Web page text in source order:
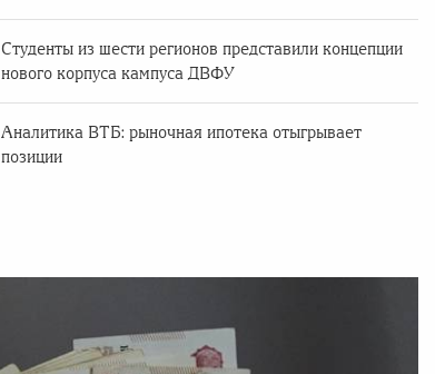
Студенты из шести регионов представили концепции
нового корпуса кампуса ДВФУ
Аналитика ВТБ: рыночная ипотека отыгрывает
позиции